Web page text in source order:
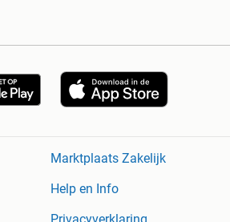
Marktplaats Zakelijk
Help en Info